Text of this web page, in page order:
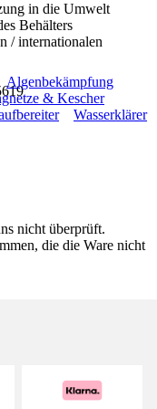
in die Umwelt
Behälters
/ internationalen
Algenbekämpfung
& Kescher
Wasserklärer
nicht überprüft.
die die Ware nicht